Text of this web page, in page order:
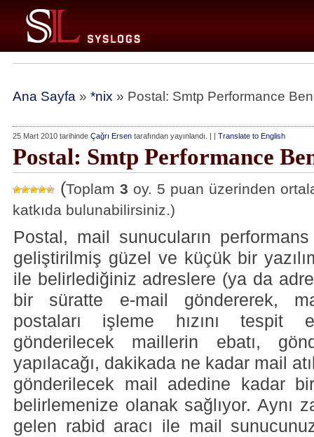
Ana Sayfa » *nix » Postal: Smtp Performance
25 Mart 2010 tarihinde Çağrı Ersen tarafından yayınlandı. | | Translate to English
Postal: Smtp Performance
(Toplam 3 oy. 5 puan üzerinden
katkıda bulunabilirsiniz.)
Postal, mail sunucuların
geliştirilmiş güzel ve küçük bir
ile belirlediğiniz adreslere (ya da
bir süratte e-mail göndererek,
postaları işleme hızını tespit
gönderilecek maillerin ebatı,
yapılacağı, dakikada ne kadar mail
gönderilecek mail adedine kadar
belirlemenize olanak sağlıyor. Aynı
gelen rabid aracı ile mail